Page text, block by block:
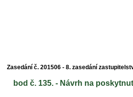
Zasedání č. 201506 - 8. zasedání
bod č. 135. - Návrh na